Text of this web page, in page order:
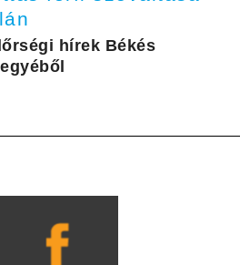
hírek Békés